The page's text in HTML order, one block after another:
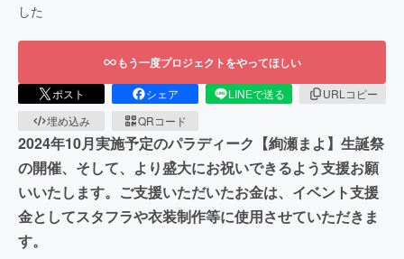
した
もう一度プロジェクトをやってほしい
ポスト シェア LINEで送る
URLコピー
埋め込み
QRコード
2024年10月実施予定のパラディーク【絢瀬まよ】生誕祭
の開催、そして、より盛大にお祝いできるよう支援お願
いいたします。ご支援いただいたお金は、イベント支援
金としてスタフラや衣装制作等に使用させていただきま
す。